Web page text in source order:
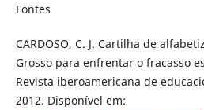
Fontes
CARDOSO, C. J. Cartilha de
Grosso para enfrentar o fracasso
Revista iberoamericana de
2012. Disponível em: